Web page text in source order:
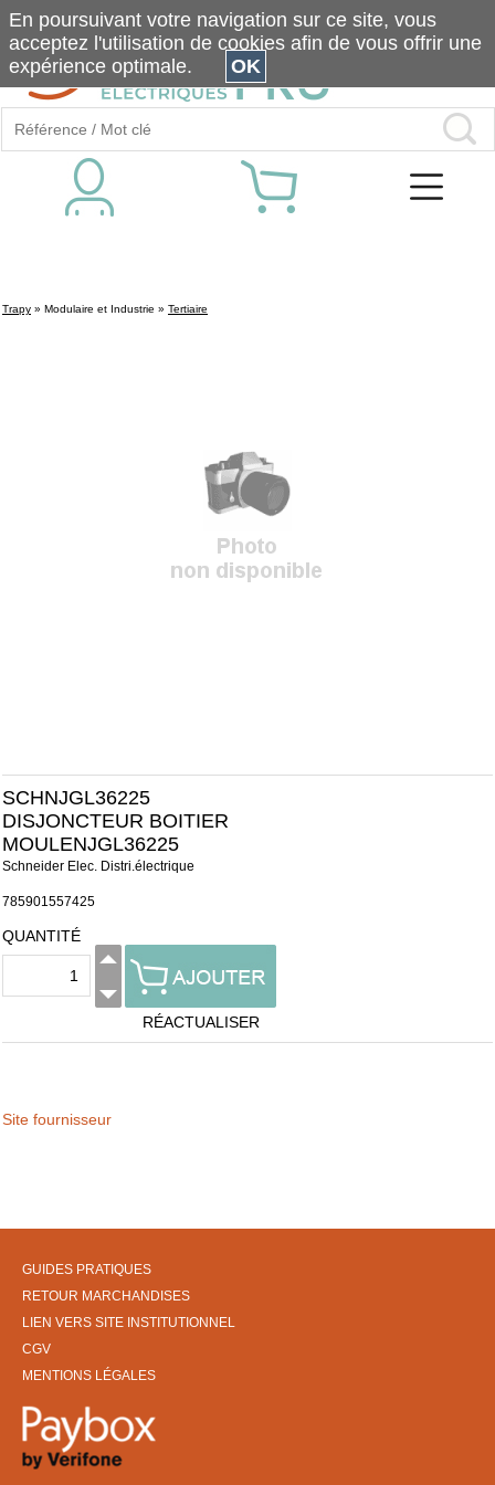
Trapy » Modulaire et Industrie » Tertiaire
SCHNJGL36225
DISJONCTEUR BOITIER
MOULENJGL36225
Schneider Elec. Distri.électrique
785901557425
QUANTITÉ
RÉACTUALISER
Site fournisseur
GUIDES PRATIQUES
RETOUR MARCHANDISES
LIEN VERS SITE INSTITUTIONNEL
CGV
MENTIONS LÉGALES
En poursuivant votre navigation sur ce site, vous
acceptez l'utilisation de cookies afin de vous offrir une
expérience optimale.
OK